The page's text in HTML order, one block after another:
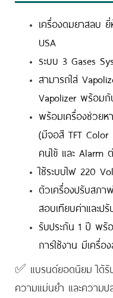
เครื่องดมยาสลบ
USA
ระบบ 3 Gases
สามารถใส่
Vapolizer พร้อมกั
พร้อมเครื่องช่วยห
(มีจอสี TFT Color
คนไข้ และ Alarm
ใช้ระบบไฟ 220
ตัวเครื่องปรับสภา
สอบเทียบค่าและป
รับประกัน 1 ปี พร้
การใช้งาน มีเครื่อ
✅ แบรนด์ยอดนิยม ได้รั
ความแม่นยำ และความ